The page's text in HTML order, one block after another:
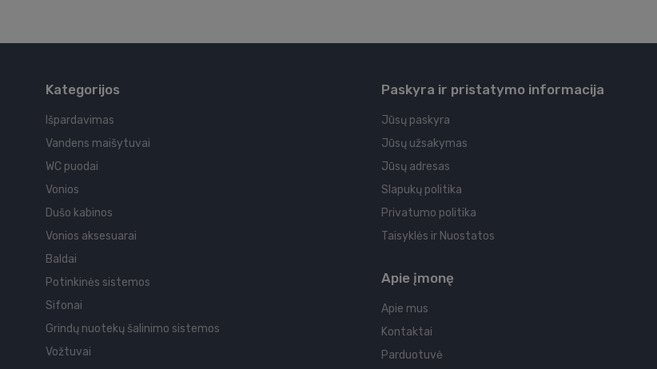
Kategorijos
Išpardavimas
Vandens maišytuvai
WC puodai
Vonios
Dušo kabinos
Vonios aksesuarai
Baldai
Potinkinės sistemos
Sifonai
Grindų nuotekų šalinimo sistemos
Vožtuvai
Paskyra ir pristatymo informacija
Jūsų paskyra
Jūsų užsakymas
Jūsų adresas
Slapukų politika
Privatumo politika
Taisyklės ir Nuostatos
Apie įmonę
Apie mus
Kontaktai
Parduotuvė